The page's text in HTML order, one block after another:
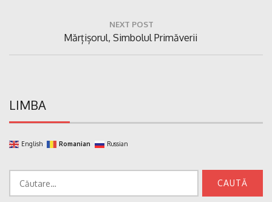
NEXT POST
Next
Post:
Mărțișorul, Simbolul Primăverii
LIMBA
English Romanian Russian